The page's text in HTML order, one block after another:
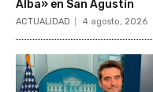
Alba» en San Agustín
ACTUALIDAD 4 agosto, 2026